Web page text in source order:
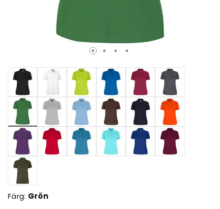
Valda
Färg: Grön